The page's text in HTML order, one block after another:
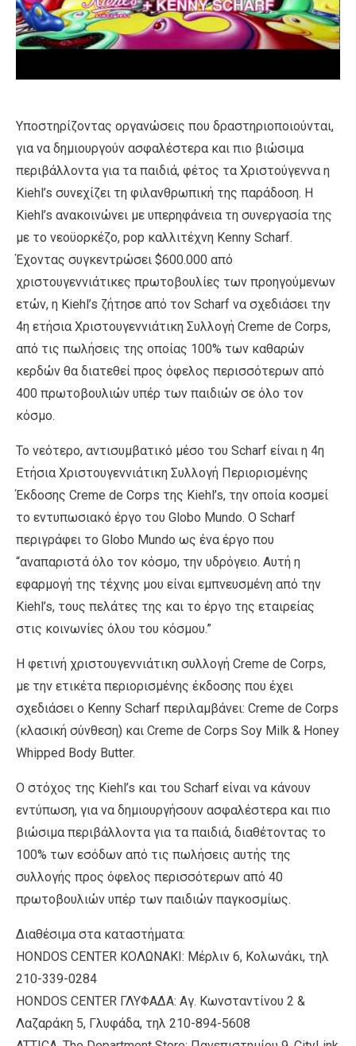
Υποστηρίζοντας οργανώσεις που δραστηριοποιούνται,
για να δημιουργούν ασφαλέστερα και πιο βιώσιμα
περιβάλλοντα για τα παιδιά, φέτος τα Χριστούγεννα η
Kiehl’s συνεχίζει τη φιλανθρωπική της παράδοση. Η
Kiehl’s ανακοινώνει με υπερηφάνεια τη συνεργασία της
με το νεοϋορκέζο, pop καλλιτέχνη Kenny Scharf.
Έχοντας συγκεντρώσει $600.000 από
χριστουγεννιάτικες πρωτοβουλίες των προηγούμενων
ετών, η Kiehl’s ζήτησε από τον Scharf να σχεδιάσει την
4η ετήσια Χριστουγεννιάτικη Συλλογή Creme de Corps,
από τις πωλήσεις της οποίας 100% των καθαρών
κερδών θα διατεθεί προς όφελος περισσότερων από
400 πρωτοβουλιών υπέρ των παιδιών σε όλο τον
κόσμο.
Το νεότερο, αντισυμβατικό μέσο του Scharf είναι η 4η
Ετήσια Χριστουγεννιάτικη Συλλογή Περιορισμένης
Έκδοσης Creme de Corps της Kiehl’s, την οποία κοσμεί
το εντυπωσιακό έργο του Globo Mundo. Ο Scharf
περιγράφει το Globo Mundo ως ένα έργο που
“αναπαριστά όλο τον κόσμο, την υδρόγειο. Αυτή η
εφαρμογή της τέχνης μου είναι εμπνευσμένη από την
Kiehl’s, τους πελάτες της και το έργο της εταιρείας
στις κοινωνίες όλου του κόσμου.”
Η φετινή χριστουγεννιάτικη συλλογή Creme de Corps,
με την ετικέτα περιορισμένης έκδοσης που έχει
σχεδιάσει ο Kenny Scharf περιλαμβάνει: Creme de Corps
(κλασική σύνθεση) και Creme de Corps Soy Milk & Honey
Whipped Body Butter.
Ο στόχος της Kiehl’s και του Scharf είναι να κάνουν
εντύπωση, για να δημιουργήσουν ασφαλέστερα και πιο
βιώσιμα περιβάλλοντα για τα παιδιά, διαθέτοντας το
100% των εσόδων από τις πωλήσεις αυτής της
συλλογής προς όφελος περισσότερων από 40
πρωτοβουλιών υπέρ των παιδιών παγκοσμίως.
Διαθέσιμα στα καταστήματα:
HONDOS CENTER ΚΟΛΩΝΑΚΙ: Μέρλιν 6, Κολωνάκι, τηλ
210-339-0284
HONDOS CENTER ΓΛΥΦΑΔΑ: Αγ. Κωνσταντίνου 2 &
Λαζαράκη 5, Γλυφάδα, τηλ 210-894-5608